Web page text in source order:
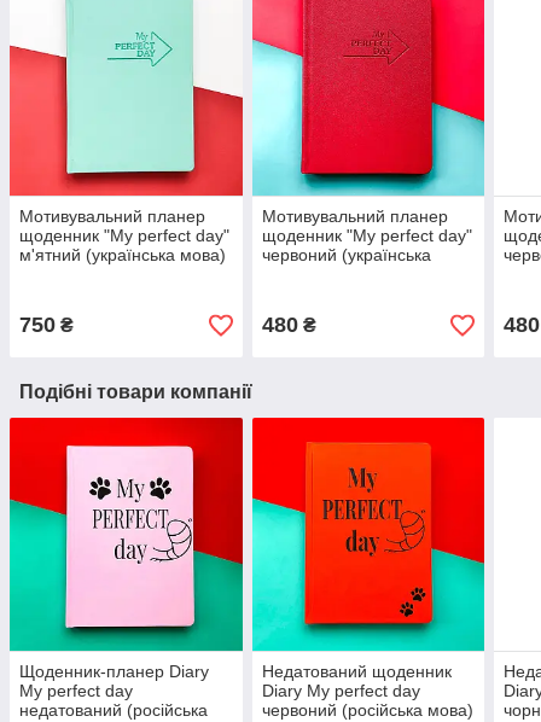
Мотивувальний планер
щоденник "My perfect day"
м'ятний (українська мова)
750 ₴
Мотивувальний планер
щоденник "My perfect day"
червоний (українська
480₴ 480
Подібні товари компанії
Щоденник-планер Diary
My perfect day
недатований (російська
Недатований щоденник
Diary My perfect day
червоний (російська мова)